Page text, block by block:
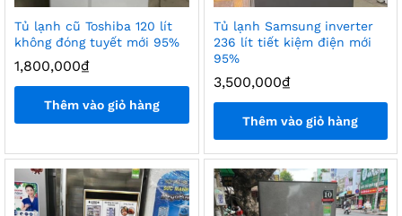
Tủ lạnh cũ Toshiba 120 lít
không đóng tuyết mới 95%
1,800,000₫
Thêm vào giỏ hàng
Tủ lạnh Samsung inverter
236 lít tiết kiệm điện mới
95%
3,500,000₫
Thêm vào giỏ hàng